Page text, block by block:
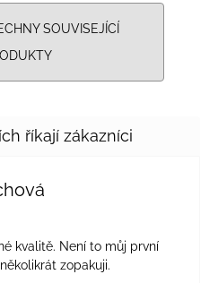
SOUVISEJÍCÍ
je 5 z 5 hvězdiček.
kvalitě. Není to můj první
zopakuji.